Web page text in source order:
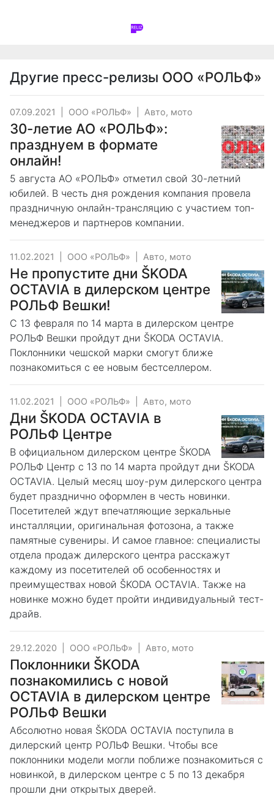
Другие пресс-релизы ООО «РОЛЬФ»
07.09.2021 ООО «РОЛЬФ» Авто, мото
30-летие АО «РОЛЬФ»:
празднуем в формате
онлайн!
5 августа АО «РОЛЬФ» отметил свой 30-летний
юбилей. В честь дня рождения компания провела
праздничную онлайн-трансляцию с участием топ-
менеджеров и партнеров компании.
11.02.2021 ООО «РОЛЬФ» Авто, мото
Не пропустите дни ŠKODA
OCTAVIA в дилерском центре
РОЛЬФ Вешки!
С 13 февраля по 14 марта в дилерском центре
РОЛЬФ Вешки пройдут дни ŠKODA OCTAVIA.
Поклонники чешской марки смогут ближе
познакомиться с ее новым бестселлером.
11.02.2021 ООО «РОЛЬФ» Авто, мото
Дни ŠKODA OCTAVIA в
РОЛЬФ Центре
В официальном дилерском центре ŠKODA
РОЛЬФ Центр с 13 по 14 марта пройдут дни ŠKODA
OCTAVIA. Целый месяц шоу-рум дилерского центра
будет празднично оформлен в честь новинки.
Посетителей ждут впечатляющие зеркальные
инсталляции, оригинальная фотозона, а также
памятные сувениры. И самое главное: специалисты
отдела продаж дилерского центра расскажут
каждому из посетителей об особенностях и
преимуществах новой ŠKODA OCTAVIA. Также на
новинке можно будет пройти индивидуальный тест-
драйв.
29.12.2020 ООО «РОЛЬФ» Авто, мото
Поклонники ŠKODA
познакомились с новой
OCTAVIA в дилерском центре
РОЛЬФ Вешки
Абсолютно новая ŠKODA OCTAVIA поступила в
дилерский центр РОЛЬФ Вешки. Чтобы все
поклонники модели могли поближе познакомиться с
новинкой, в дилерском центре с 5 по 13 декабря
прошли дни открытых дверей.